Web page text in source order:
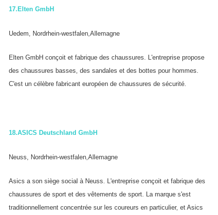
17. Elten GmbH
Uedem, Nordrhein-westfalen,Allemagne
Elten GmbH conçoit et fabrique des chaussures. L'entreprise propose
des chaussures basses, des sandales et des bottes pour hommes.
C'est un célèbre fabricant européen de chaussures de sécurité.
18.ASICS Deutschland GmbH
Neuss, Nordrhein-westfalen,Allemagne
Asics a son siège social à Neuss. L'entreprise conçoit et fabrique des
chaussures de sport et des vêtements de sport. La marque s'est
traditionnellement concentrée sur les coureurs en particulier, et Asics